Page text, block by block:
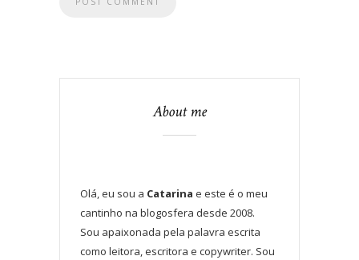
About me
Olá, eu sou a Catarina e este é o meu
cantinho na blogosfera desde 2008.
Sou apaixonada pela palavra escrita
como leitora, escritora e copywriter. Sou